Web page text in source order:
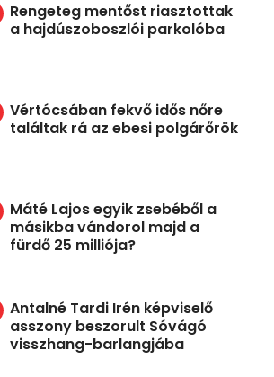
Rengeteg mentőst riasztottak
a hajdúszoboszlói parkolóba
Vértócsában fekvő idős nőre
találtak rá az ebesi polgárőrök
Máté Lajos egyik zsebéből a
másikba vándorol majd a
fürdő 25 milliója?
Antalné Tardi Irén képviselő
asszony beszorult Sóvágó
visszhang-barlangjába